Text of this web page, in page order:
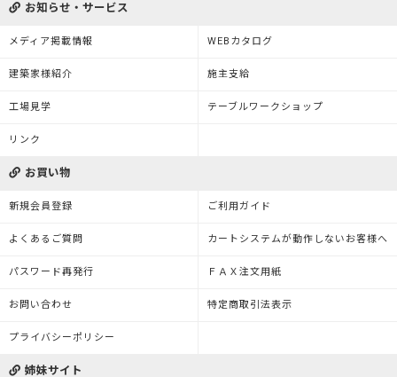
お知らせ・サービス
メディア掲載情報 WEBカタログ
建築家様紹介 施主支給
工場見学 テーブルワークショップ
リンク
お買い物
新規会員登録 ご利用ガイド
よくあるご質問 カートシステムが動作しないお客様へ
パスワード再発行 ＦＡＸ注文用紙
お問い合わせ 特定商取引法表示
プライバシーポリシー
姉妹サイト